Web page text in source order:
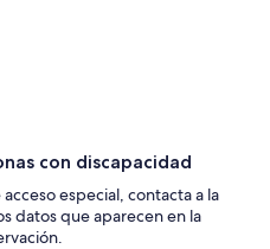
con discapacidad
especial, contacta a la
datos que aparecen en la